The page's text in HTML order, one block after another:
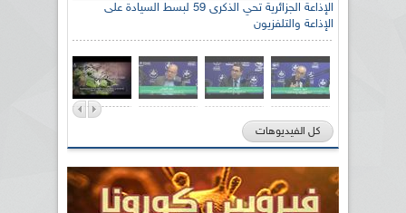
الإذاعة الجزائرية تحي الذكرى 59 لبسط السيادة على
الإذاعة والتلفزيون
كل الفيديوهات